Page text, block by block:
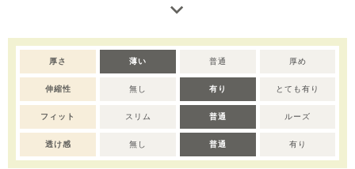
喜ばれるアイテムです。
※撮影･モニター環境等により実際の商品の色味と異なって見える
場合がございます。
※濃色部分は、摩擦や汗・雨などにより、他の衣類や下着、バッ
グ等に色移りする場合がございます。淡色のものとの組み合わせ
や着用の際は、十分ご注意ください。
※色移りを防ぐため、手洗い後はタオルで軽く水気を取り、形を
厚さ 薄い 普通 厚め
伸縮性 無し 有り とても有り
フィット スリム 普通 ルーズ
透け感 無し 普通 有り